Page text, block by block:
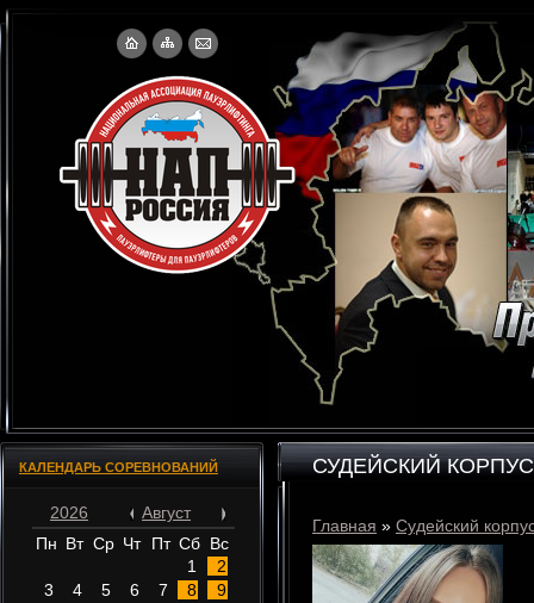
КАЛЕНДАРЬ СОРЕВНОВАНИЙ
2026
Август
Пн Вт Ср Чт Пт Сб Вс
1
2
3
4 5 6 7 8
9
СУДЕЙСКИЙ КОРПУС
Главная » Судейский